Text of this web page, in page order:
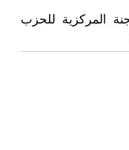
المركزية للحزب